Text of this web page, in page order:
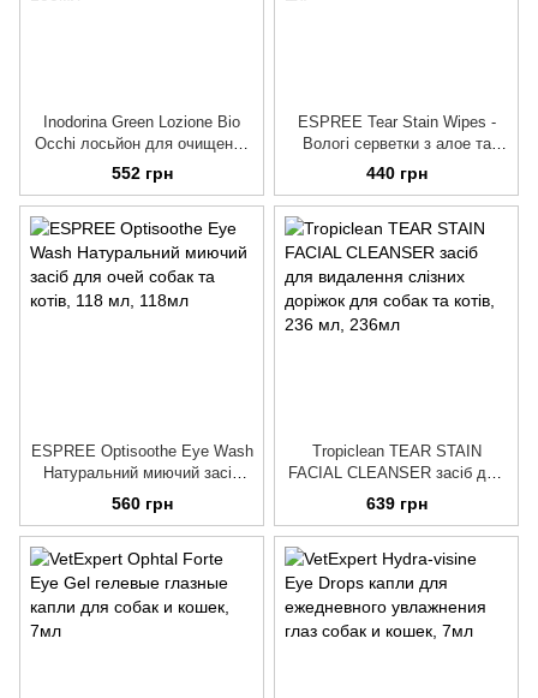
Inodorina Green Lozione Bio
Occhi лосьйон для очищення
очей у кішок та собак з алое
та ромашкою
552 грн
ESPREE Tear Stain Wipes -
Вологі серветки з алое та
ромашкою для чищення
області очей у тварин
440 грн
ESPREE Optisoothe Eye Wash
Натуральний миючий засіб
для очей собак та котів, 118
560 грн
Tropiclean TEAR STAIN
FACIAL CLEANSER засіб для
видалення слізних доріжок
для собак та котів, 236 мл
639 грн